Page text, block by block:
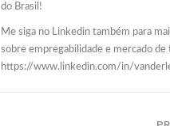
do Brasil!
Me siga no Linkedin também para
sobre empregabilidade e mercado de
https://www.linkedin.com/in/